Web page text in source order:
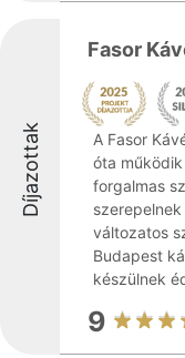
Díjazottak
Fasor
A Fasor
óta
forgalmas
változatos
Budapest
készülnek
9